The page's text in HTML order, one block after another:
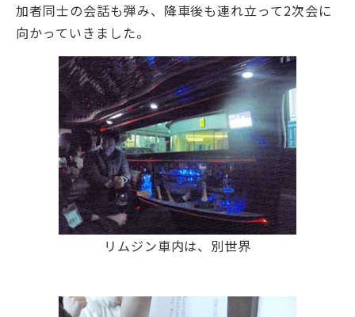
加者同士の会話も弾み、降車後も連れ立って2次会に
向かっていきました。
リムジン車内は、別世界